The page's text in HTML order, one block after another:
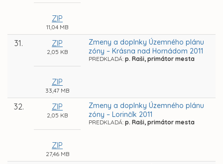
ZIP
11,04 MB
31. ZIP
2,05 KB
ZIP
33,47 MB
Zmeny a doplnky Územného plánu
zóny – Krásna nad Hornádom 2011
PREDKLADÁ: p. Raši, primátor mesta
32. ZIP
2,05 KB
ZIP
27,46 MB
Zmeny a doplnky Územného plánu
zóny – Lorinčík 2011
PREDKLADÁ: p. Raši, primátor mesta